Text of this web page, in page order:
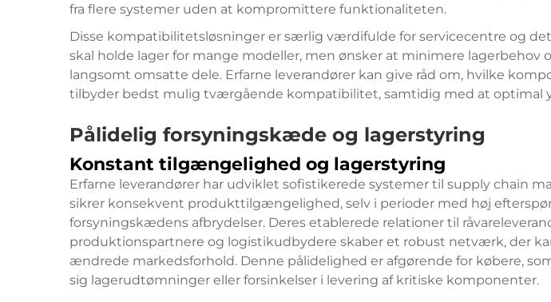
fra flere systemer uden at kompromittere funktionaliteten.
Disse kompatibilitetsløsninger er særlig værdifulde for servicecentre og
skal holde lager for mange modeller, men ønsker at minimere lagerbehov
langsomt omsatte dele. Erfarne leverandører kan give råd om, hvilke
tilbyder bedst mulig tværgående kompatibilitet, samtidig med at optimal
Pålidelig forsyningskæde og lagerstyring
Konstant tilgængelighed og lagerstyring
Erfarne leverandører har udviklet sofistikerede systemer til supply chain
sikrer konsekvent produkttilgængelighed, selv i perioder med høj
forsyningskædens afbrydelser. Deres etablerede relationer til
produktionspartnere og logistikudbydere skaber et robust netværk, der
ændrede markedsforhold. Denne pålidelighed er afgørende for købere,
sig lagerudtømninger eller forsinkelser i levering af kritiske komponenter.